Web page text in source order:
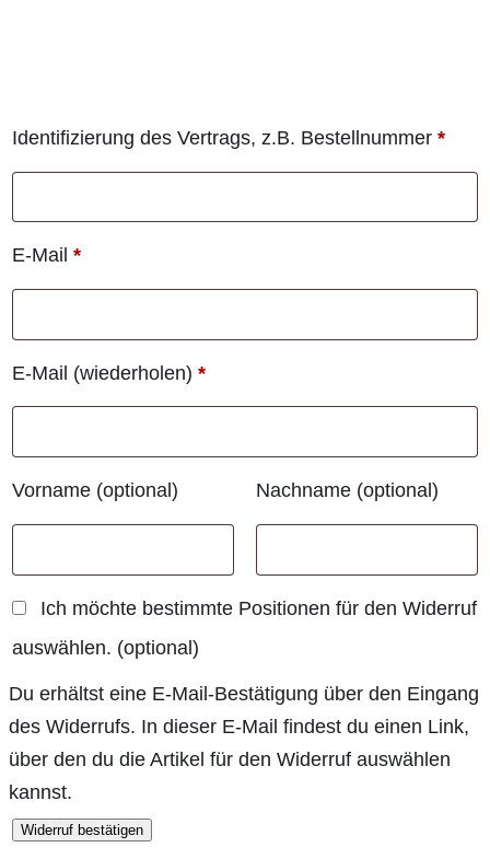
Identifizierung des Vertrags, z.B. Bestellnummer *
E-Mail *
E-Mail (wiederholen) *
Vorname (optional) Nachname (optional)
Ich möchte bestimmte Positionen für den Widerruf
auswählen. (optional)
Du erhältst eine E-Mail-Bestätigung über den Eingang
des Widerrufs. In dieser E-Mail findest du einen Link,
über den du die Artikel für den Widerruf auswählen
kannst.
Widerruf bestätigen